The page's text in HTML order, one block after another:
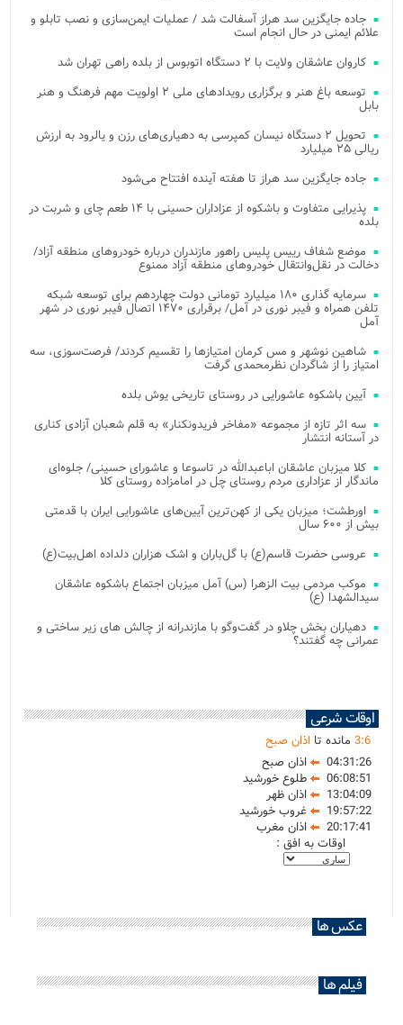
جاده جایگزین سد هراز آسفالت شد / عملیات ایمن‌سازی و نصب تابلو و
علائم ایمنی در حال انجام است
کاروان عاشقان ولایت با ۲ دستگاه اتوبوس از بلده راهی تهران شد
توسعه باغ هنر و برگزاری رویدادهای ملی ۲ اولویت مهم فرهنگ و هنر
بابل
تحویل ۲ دستگاه نیسان کمپرسی به دهیاری‌های رزن و یالرود به ارزش
ریالی ۲۵ میلیارد
جاده جایگزین سد هراز تا هفته آینده افتتاح می‌شود
پذیرایی متفاوت و باشکوه از عزاداران حسینی با ۱۴ طعم چای و شربت در
بلده
موضع شفاف رییس پلیس راهور مازندران درباره خودروهای منطقه آزاد/
دخالت در نقل‌وانتقال خودروهای منطقه آزاد ممنوع
سرمایه گذاری ۱۸۰ میلیارد تومانی دولت چهاردهم برای توسعه شبکه
تلفن همراه و فیبر نوری در آمل/ برقراری ۱۴۷۰ اتصال فیبر نوری در شهر
آمل
شاهین نوشهر و مس کرمان امتیازها را تقسیم کردند/ فرصت‌سوزی، سه
امتیاز را از شاگردان نظرمحمدی گرفت
آیین باشکوه عاشورایی در روستای تاریخی یوش بلده
سه اثر تازه از مجموعه «مفاخر فریدونکنار» به قلم شعبان آزادی کناری
در آستانه انتشار
کلا میزبان عاشقان اباعبدالله در تاسوعا و عاشورای حسینی/ جلوه‌ای
ماندگار از عزاداری مردم روستای چل در امامزاده روستای کلا
اورطشت؛ میزبان یکی از کهن‌ترین آیین‌های عاشورایی ایران با قدمتی
بیش از ۶۰۰ سال
عروسی حضرت قاسم(ع) با گل‌باران و اشک هزاران دلداده اهل‌بیت(ع)
موکب مردمی بیت‌ الزهرا (س) آمل میزبان اجتماع باشکوه عاشقان
سیدالشهدا (ع)
دهیاران بخش چلاو در گفت‌وگو با مازندرانه از چالش های زیر ساختی و
عمرانی چه گفتند؟
اوقات شرعی
3:6 مانده تااذان صبح
04:31:26
اذان صبح
06:08:51
طلوع خورشید
13:04:09
اذان ظهر
19:57:22
غروب خورشید
20:17:41
اذان مغرب
اوقات به افق :
عکس ها
فیلم ها